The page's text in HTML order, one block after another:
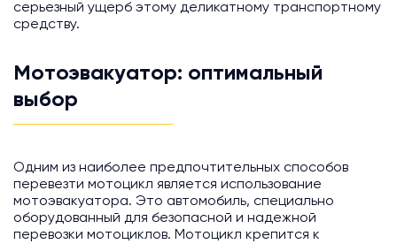
серьезный ущерб этому деликатному транспортному
средству.
Мотоэвакуатор: оптимальный
выбор
Одним из наиболее предпочтительных способов
перевезти мотоцикл является использование
мотоэвакуатора. Это автомобиль, специально
оборудованный для безопасной и надежной
перевозки мотоциклов. Мотоцикл крепится к